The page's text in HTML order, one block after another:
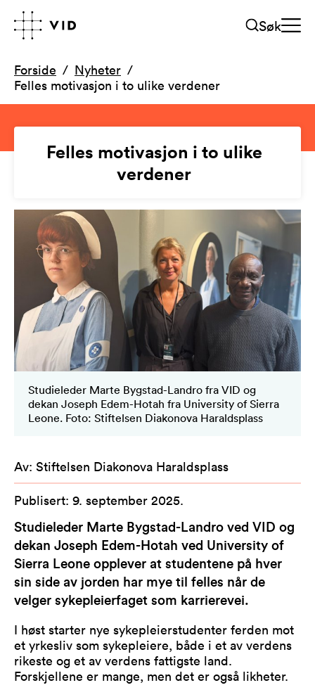
Søk
Forside
Nyheter
Felles motivasjon i to ulike verdener
Felles motivasjon i to ulike
verdener
Studieleder Marte Bygstad-Landro fra VID og
dekan Joseph Edem-Hotah fra University of Sierra
Leone. Foto: Stiftelsen Diakonova Haraldsplass
Av: Stiftelsen Diakonova Haraldsplass
Publisert: 9. september 2025.
Studieleder Marte Bygstad-Landro ved VID og
dekan Joseph Edem-Hotah ved University of
Sierra Leone opplever at studentene på hver
sin side av jorden har mye til felles når de
velger sykepleierfaget som karrierevei.
I høst starter nye sykepleierstudenter ferden mot
et yrkesliv som sykepleiere, både i et av verdens
rikeste og et av verdens fattigste land.
Forskjellene er mange, men det er også likheter.